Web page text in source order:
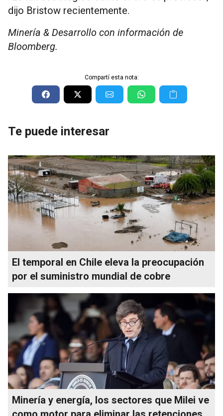
dijo Bristow recientemente.
Minería & Desarrollo con información de
Bloomberg.
Compartí esta nota:
Te puede interesar
El temporal en Chile eleva la preocupación
por el suministro mundial de cobre
Minería y energía, los sectores que Milei ve